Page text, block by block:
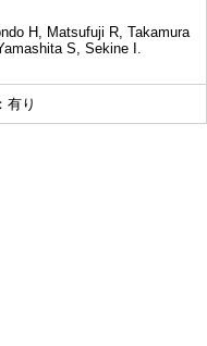
H, Matsufuji R, Takamura
S, Sekine I.
有り